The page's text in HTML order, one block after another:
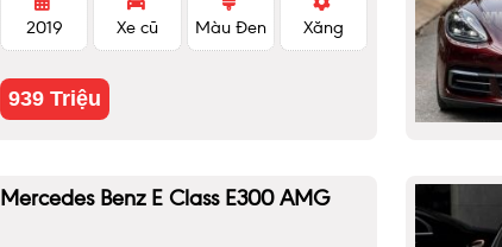
2019 Xe cũ Màu Đen Xăng
939 Triệu
Mercedes Benz E Class E300 AMG